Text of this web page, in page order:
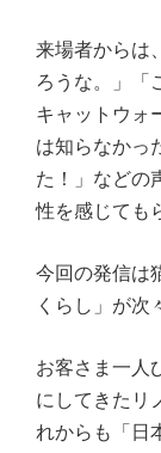
来場者からは
ろうな。」「
キャットウォ
は知らなかっ
た！」などの
性を感じても
今回の発信は
くらし」が次
お客さま一人
にしてきたリ
れからも「日